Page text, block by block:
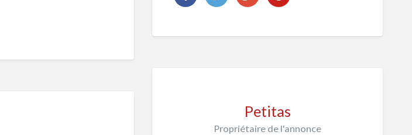
Petitas
Propriétaire de l'annonce